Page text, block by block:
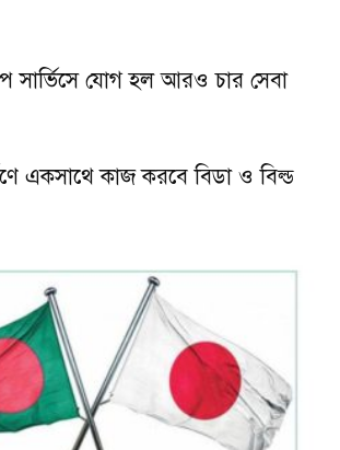
সার্ভিসে যোগ হল আরও চার সেবা
একসাথে কাজ করবে বিডা ও বিল্ড